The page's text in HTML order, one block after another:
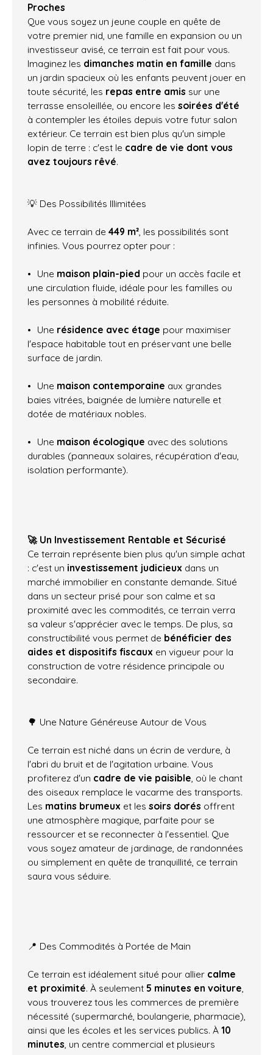
Proches
Que vous soyez un jeune couple en quête de
votre premier nid, une famille en expansion ou un
investisseur avisé, ce terrain est fait pour vous.
Imaginez les dimanches matin en famille dans
un jardin spacieux où les enfants peuvent jouer en
toute sécurité, les repas entre amis sur une
terrasse ensoleillée, ou encore les soirées d'été
à contempler les étoiles depuis votre futur salon
extérieur. Ce terrain est bien plus qu'un simple
lopin de terre : c'est le cadre de vie dont vous
avez toujours rêvé.
💡 Des Possibilités Illimitées
Avec ce terrain de 449 m² , les possibilités sont
infinies. Vous pourrez opter pour :
Une maison plain-pied pour un accès facile et
une circulation fluide, idéale pour les familles ou
les personnes à mobilité réduite.
Une résidence avec étage pour maximiser
l'espace habitable tout en préservant une belle
surface de jardin.
Une maison contemporaine aux grandes
baies vitrées, baignée de lumière naturelle et
dotée de matériaux nobles.
Une maison écologique avec des solutions
durables (panneaux solaires, récupération d'eau,
isolation performante).
🚀 Un Investissement Rentable et Sécurisé
Ce terrain représente bien plus qu'un simple achat
: c'est un investissement judicieux dans un
marché immobilier en constante demande. Situé
dans un secteur prisé pour son calme et sa
proximité avec les commodités, ce terrain verra
sa valeur s'apprécier avec le temps. De plus, sa
constructibilité vous permet de bénéficier des
aides et dispositifs fiscaux en vigueur pour la
construction de votre résidence principale ou
secondaire.
🌳 Une Nature Généreuse Autour de Vous
Ce terrain est niché dans un écrin de verdure, à
l'abri du bruit et de l'agitation urbaine. Vous
profiterez d'un cadre de vie paisible , où le chant
des oiseaux remplace le vacarme des transports.
Les matins brumeux et les soirs dorés offrent
une atmosphère magique, parfaite pour se
ressourcer et se reconnecter à l'essentiel. Que
vous soyez amateur de jardinage, de randonnées
ou simplement en quête de tranquillité, ce terrain
saura vous séduire.
📍 Des Commodités à Portée de Main
Ce terrain est idéalement situé pour allier calme
et proximité. À seulement 5 minutes en voiture
vous trouverez tous les commerces de première
nécessité (supermarché, boulangerie, pharmacie),
ainsi que les écoles et les services publics. À 10
minutes , un centre commercial et plusieurs